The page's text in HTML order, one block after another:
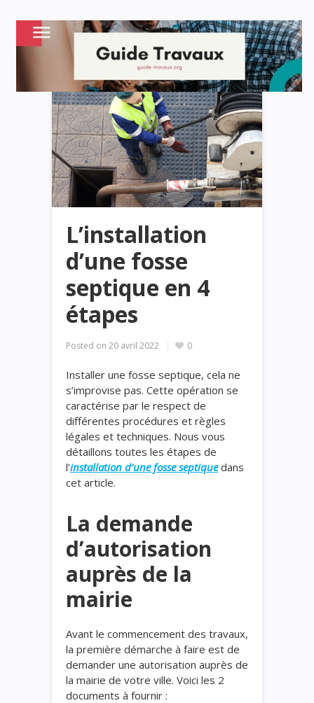
L’installation
d’une fosse
septique en 4
étapes
Posted on 20 avril 2022 0
Installer une fosse septique, cela ne
s’improvise pas. Cette opération se
caractérise par le respect de
différentes procédures et règles
légales et techniques. Nous vous
détaillons toutes les étapes de
l’installation d’une fosse septiquedans
cet article.
La demande
d’autorisation
auprès de la
mairie
Avant le commencement des travaux,
la première démarche à faire est de
demander une autorisation auprès de
la mairie de votre ville. Voici les 2
documents à fournir :